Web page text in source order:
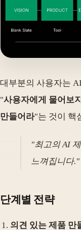
대부분의 사용자는
"사용자에게 물어보
만들어라"는 것이 핵
"최고의 AI
느껴집니다."
단계별 전략
의견 있는 제품 만